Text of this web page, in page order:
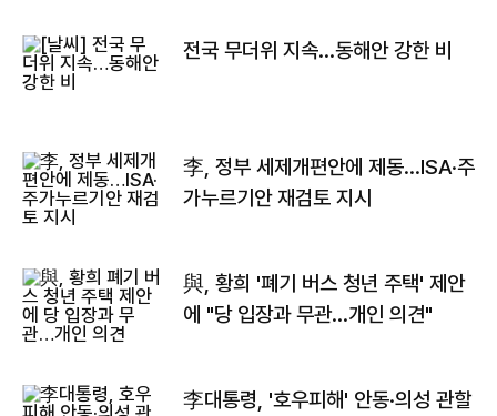
전국 무더위 지속…동해안 강한 비
李, 정부 세제개편안에 제동…ISA·주
가누르기안 재검토 지시
與, 황희 '폐기 버스 청년 주택' 제안
에 "당 입장과 무관…개인 의견"
李대통령, '호우피해' 안동·의성 관할